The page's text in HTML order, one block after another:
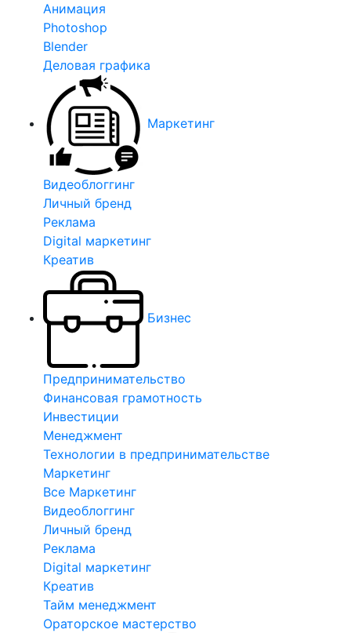
Анимация
Photoshop
Blender
Деловая графика
Маркетинг
Видеоблоггинг
Личный бренд
Реклама
Digital маркетинг
Креатив
Бизнес
Предпринимательство
Финансовая грамотность
Инвестиции
Менеджмент
Технологии в предпринимательстве
Маркетинг
Все Маркетинг
Видеоблоггинг
Личный бренд
Реклама
Digital маркетинг
Креатив
Тайм менеджмент
Ораторское мастерство